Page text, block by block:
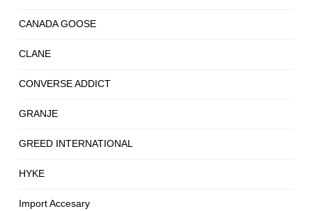
CANADA GOOSE
CLANE
CONVERSE ADDICT
GRANJE
GREED INTERNATIONAL
HYKE
Import Accesary